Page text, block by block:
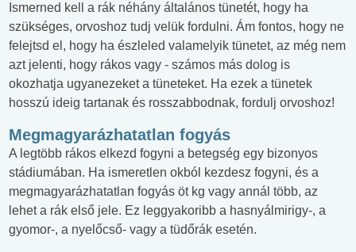
Ismerned kell a rák néhány általános tünetét, hogy ha
szükséges, orvoshoz tudj velük fordulni. Ám fontos, hogy ne
felejtsd el, hogy ha észleled valamelyik tünetet, az még nem
azt jelenti, hogy rákos vagy - számos más dolog is
okozhatja ugyanezeket a tüneteket. Ha ezek a tünetek
hosszú ideig tartanak és rosszabbodnak, fordulj orvoshoz!
Megmagyarázhatatlan fogyás
A legtöbb rákos elkezd fogyni a betegség egy bizonyos
stádiumában. Ha ismeretlen okból kezdesz fogyni, és a
megmagyarázhatatlan fogyás öt kg vagy annál több, az
lehet a rák első jele. Ez leggyakoribb a hasnyálmirigy-, a
gyomor-, a nyelőcső- vagy a tüdőrák esetén.